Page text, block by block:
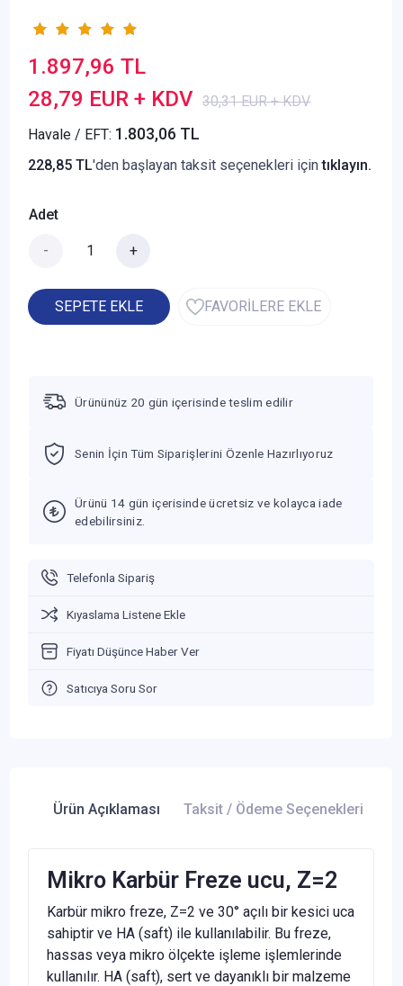
1.897,96 TL
28,79 EUR + KDV 30,31 EUR + KDV
Havale / EFT: 1.803,06 TL
228,85 TL'den başlayan taksit seçenekleri içintıklayın.
Adet
- +
SEPETE EKLE FAVORİLERE EKLE
Ürününüz 20 gün içerisinde teslim edilir
Senin İçin Tüm Siparişlerini Özenle Hazırlıyoruz
Ürünü 14 gün içerisinde ücretsiz ve kolayca iade
edebilirsiniz.
Telefonla Sipariş
Kıyaslama Listene Ekle
Fiyatı Düşünce Haber Ver
Satıcıya Soru Sor
Ürün Açıklaması Taksit / Ödeme Seçenekleri
Mikro Karbür Freze ucu, Z=2
Karbür mikro freze, Z=2 ve 30° açılı bir kesici uca
sahiptir ve HA (saft) ile kullanılabilir. Bu freze,
hassas veya mikro ölçekte işleme işlemlerinde
kullanılır. HA (saft), sert ve dayanıklı bir malzeme